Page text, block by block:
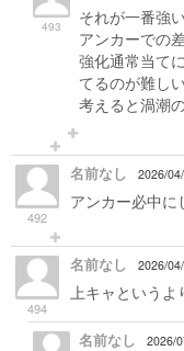
493
それが一番強
アンカーでの
強化通常当て
てるのが難し
考えると渦潮
492
名前なし 2026/
アンカー必中に
494
名前なし 2026/
上キャというよ
名前なし 2026/